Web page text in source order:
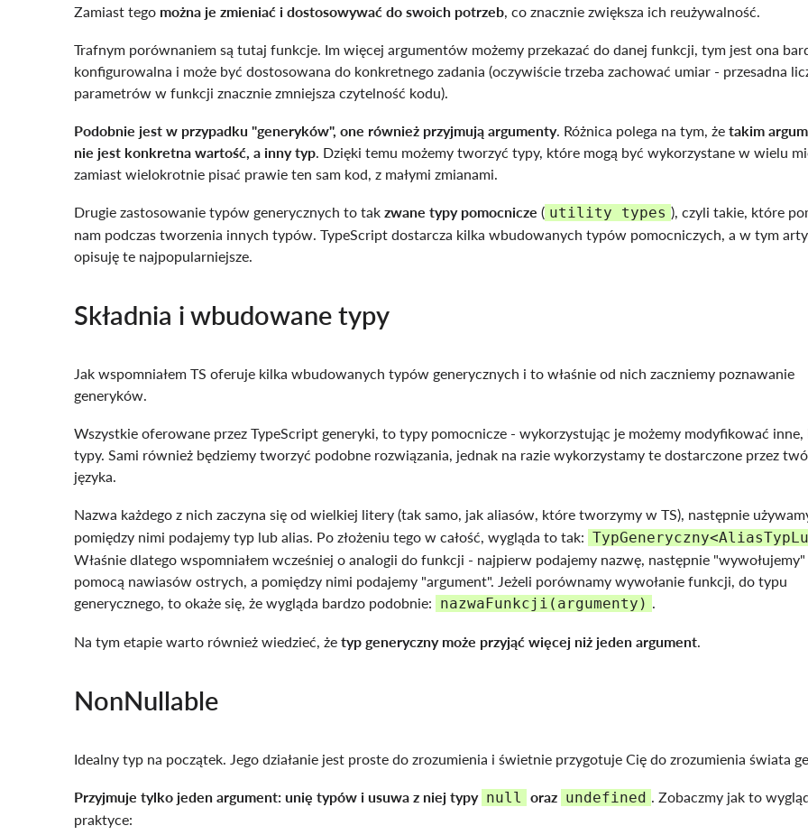
Zamiast tego można je zmieniać i dostosowywać do swoich potrzeb, co znacznie zwiększa ich reużywalność.
Trafnym porównaniem są tutaj funkcje. Im więcej argumentów możemy przekazać do danej funkcji, tym jest ona
konfigurowalna i może być dostosowana do konkretnego zadania (oczywiście trzeba zachować umiar - przesadna
parametrów w funkcji znacznie zmniejsza czytelność kodu).
Podobnie jest w przypadku "generyków", one również przyjmują argumenty. Różnica polega na tym, że takim
nie jest konkretna wartość, a inny typ. Dzięki temu możemy tworzyć typy, które mogą być wykorzystane w wielu
zamiast wielokrotnie pisać prawie ten sam kod, z małymi zmianami.
Drugie zastosowanie typów generycznych to tak zwane typy pomocnicze ( utility types ), czyli takie, które
nam podczas tworzenia innych typów. TypeScript dostarcza kilka wbudowanych typów pomocniczych, a w tym
opisuję te najpopularniejsze.
Składnia i wbudowane typy
Jak wspomniałem TS oferuje kilka wbudowanych typów generycznych i to właśnie od nich zaczniemy poznawanie
generyków.
Wszystkie oferowane przez TypeScript generyki, to typy pomocnicze - wykorzystując je możemy modyfikować inne,
typy. Sami również będziemy tworzyć podobne rozwiązania, jednak na razie wykorzystamy te dostarczone przez
języka.
Nazwa każdego z nich zaczyna się od wielkiej litery (tak samo, jak aliasów, które tworzymy w TS), następnie
pomiędzy nimi podajemy typ lub alias. Po złożeniu tego w całość, wygląda to tak:
Właśnie dlatego wspomniałem wcześniej o analogii do funkcji - najpierw podajemy nazwę, następnie "wywołujemy"
pomocą nawiasów ostrych, a pomiędzy nimi podajemy "argument". Jeżeli porównamy wywołanie funkcji, do typu
generycznego, to okaże się, że wygląda bardzo podobnie: nazwaFunkcji(argumenty) .
Na tym etapie warto również wiedzieć, że typ generyczny może przyjąć więcej niż jeden argument.
NonNullable
Idealny typ na początek. Jego działanie jest proste do zrozumienia i świetnie przygotuje Cię do zrozumienia świata
Przyjmuje tylko jeden argument: unię typów i usuwa z niej typy null oraz undefined . Zobaczmy jak to
praktyce: